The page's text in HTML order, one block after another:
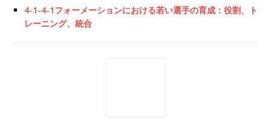
4-1-4-1フォーメーションにおける若い選手の育成：役割、ト
レーニング、統合